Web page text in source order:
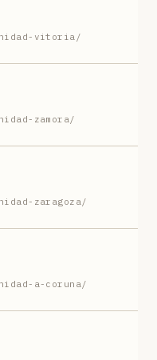
vitoria/
zamora/
zaragoza/
a-coruna/